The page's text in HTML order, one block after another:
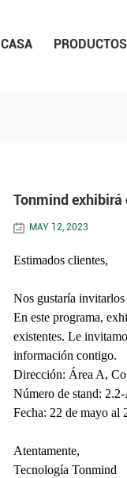
CASA PRODUCTOS
Tonmind exhibirá
MAY 12, 2023
Estimados clientes,
Nos gustaría
En este programa,
existentes. Le
información contigo.
Dirección: Área A,
Número de stand:
Fecha: 22 de mayo al
Atentamente,
Tecnología Tonmind